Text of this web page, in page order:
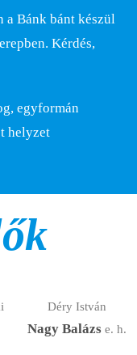
a Bánk bánt készül
Kérdés,
egyformán
helyzet
Déry István
Nagy Balázse. h.